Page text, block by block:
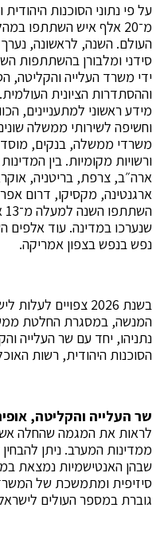
על פי נתוני הסוכנות
העולם. השנה, לראשונה, נערך
סידני ומלבורן בהשתתפות
ידי משרד העלייה והקליטה,
וההסתדרות הציונית
מידע ראשוני למתעניינים,
וחשיפה לשירותי ממשלה
משרדי ממשלה, בנקים,
ורשויות מקומיות. בין
ארה״ב, צרפת, בריטניה,
ארגנטינה, מקסיקו, דרום
שנערכו במדינה. עוד אלפים
נפש בנפש בצפון אמריקה.
המנשה, במסגרת החלטת
נתניהו, יחד עם שר העלייה
הסוכנות היהודית, רשות
שר העלייה והקליטה,
לראות את המגמה שהחלה
ממדינות המערב. ניתן להבחין
שבהן האנטישמיות נמצאת
סיזיפית ומתמשכת של
גוברת במספר העולים